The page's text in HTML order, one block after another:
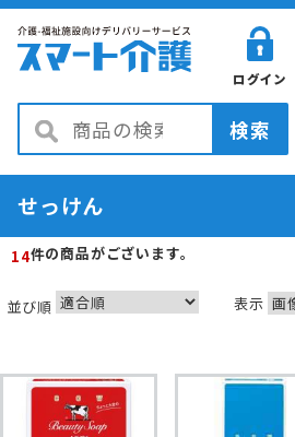
ログイン
検索
せっけん
14件の商品がございます。
並び順 表示